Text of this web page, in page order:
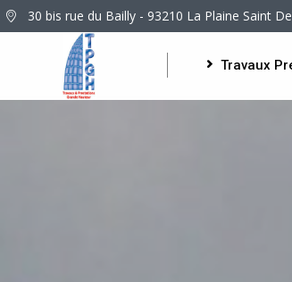
30 bis rue du Bailly - 93210 La Plaine Saint
Travaux